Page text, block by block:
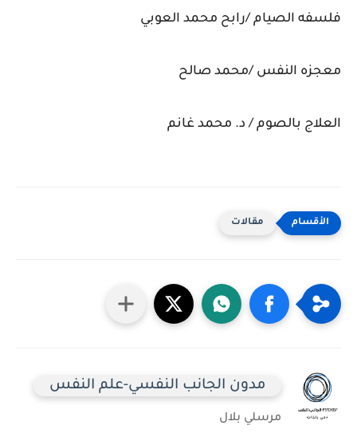
فلسفه الصيام /رابح محمد العوبي
معجزه النفس /محمد صالح
العلاج بالصوم / د. محمد غانم
مقالات
مدون الجانب النفسي-علم النفس
مرسلي بلال